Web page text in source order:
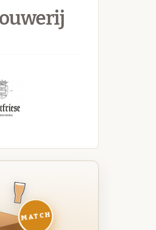
MATCH